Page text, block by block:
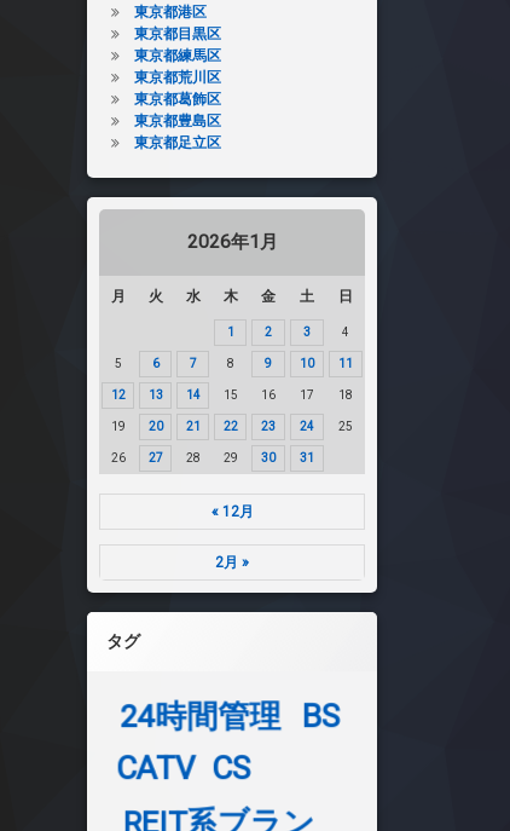
東京都港区
東京都目黒区
東京都練馬区
東京都荒川区
東京都葛飾区
東京都豊島区
東京都足立区
2026年1月
月 火 水 木 金 土 日
1 2 3 4
5 6 7 8 9 10 11
12 13 14 15 16 17 18
19 20 21 22 23 24 25
26 27 28 29 30 31
« 12月
2月 »
タグ
24時間管理
BS
CATV CS
REIT系ブラン